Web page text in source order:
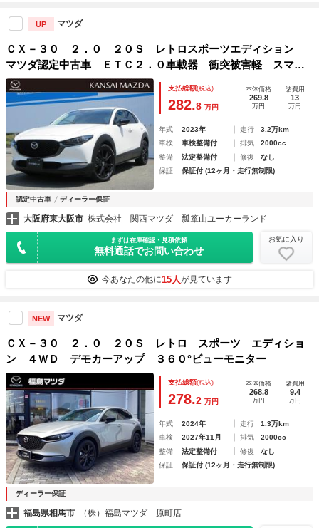
UP マツダ
ＣＸ－３０ ２．０ ２０Ｓ レトロスポーツエディション
マツダ認定中古車 ＥＴＣ２．０車載器 衝突被害軽 スマー
トブレーキサポート ＭＲＣＣ ＥＴＣ車載器 パワーシー
ト フルセグ シ－トヒ－タ－ スマ－トキ－ Ｒカメラ パ
ーキングセンサー 横滑り防止
支払総額(税込)
282.8 万円
本体価格
269.8
万円
諸費用
13
万円
年式 2023年 走行
3.2万km
車検
車検整備付 排気
2000cc
整備
法定整備付 修復
なし
保証
保証付 (12ヶ月・走行無制限)
認定中古車 ディーラー保証
大阪府東大阪市 株式会社 関西マツダ 瓢箪山ユーカーランド
まずは在庫確認・見積依頼
無料通話でお問い合わせ
お気に入り
今あなたの他に15人が見ています
NEW マツダ
ＣＸ－３０ ２．０ ２０Ｓ レトロ スポーツ エディショ
ン ４ＷＤ デモカーアップ ３６０°ビューモニター
支払総額(税込)
278.2 万円
本体価格
268.8
万円
諸費用
9.4
万円
年式 2024年 走行
1.3万km
車検
2027年11月 排気
2000cc
整備
法定整備付 修復
なし
保証
保証付 (12ヶ月・走行無制限)
ディーラー保証
福島県相馬市 （株）福島マツダ 原町店